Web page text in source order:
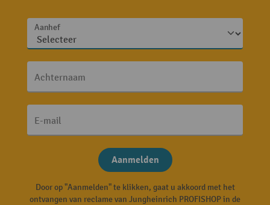
Aanhef
Achternaam
E-mail
Aanmelden
Door op "Aanmelden" te klikken, gaat u akkoord met het
ontvangen van reclame van Jungheinrich PROFISHOP in de